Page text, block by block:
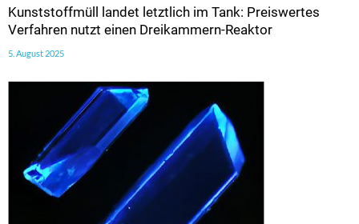
Kunststoffmüll landet letztlich im Tank: Preiswertes
Verfahren nutzt einen Dreikammern-Reaktor
5. August 2025